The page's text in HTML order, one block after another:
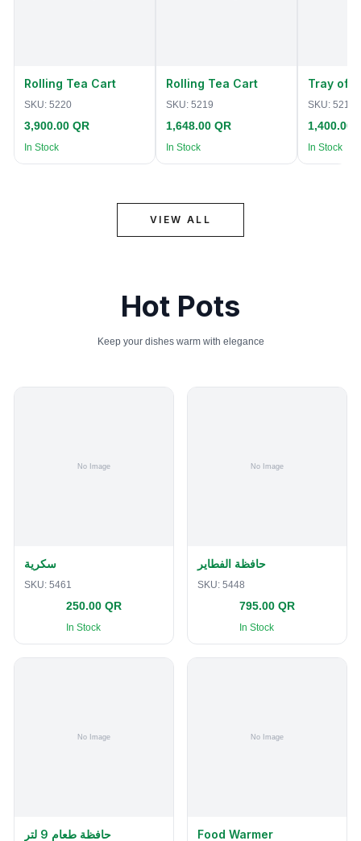
Rolling Tea Cart
SKU: 5220
3,900.00 QR
In Stock
Rolling Tea Cart
SKU: 5219
1,648.00 QR
In Stock
Tray of
SKU: 5218
1,400.00
In Stock
VIEW ALL
Hot Pots
Keep your dishes warm with elegance
سكرية
SKU: 5461
250.00 QR
In Stock
حافظة الفطاير
SKU: 5448
795.00 QR
In Stock
حافظة طعام 9 لتر Food Warmer